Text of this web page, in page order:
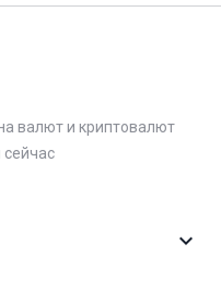
валют и криптовалют